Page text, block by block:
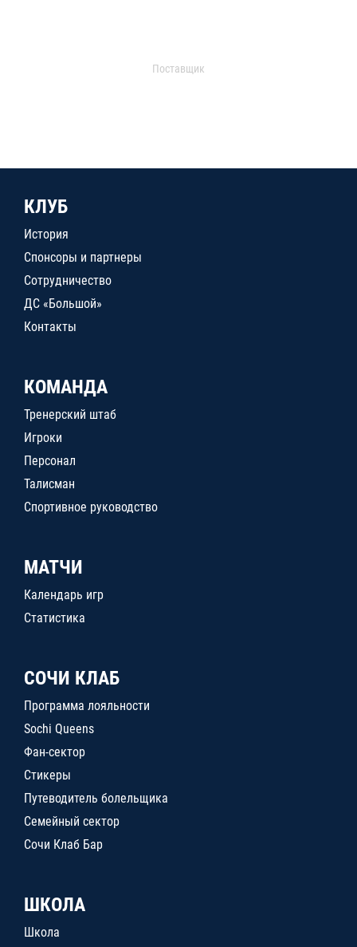
Поставщик
КЛУБ
История
Спонсоры и партнеры
Сотрудничество
ДС «Большой»
Контакты
КОМАНДА
Тренерский штаб
Игроки
Персонал
Талисман
Спортивное руководство
МАТЧИ
Календарь игр
Статистика
СОЧИ КЛАБ
Программа лояльности
Sochi Queens
Фан-сектор
Стикеры
Путеводитель болельщика
Семейный сектор
Сочи Клаб Бар
ШКОЛА
Школа